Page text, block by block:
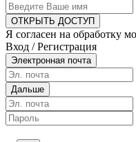
ОТКРЫТЬ ДОСТУП
Я согласен на обработку
Вход / Регистрация
Электронная почта
Дальше